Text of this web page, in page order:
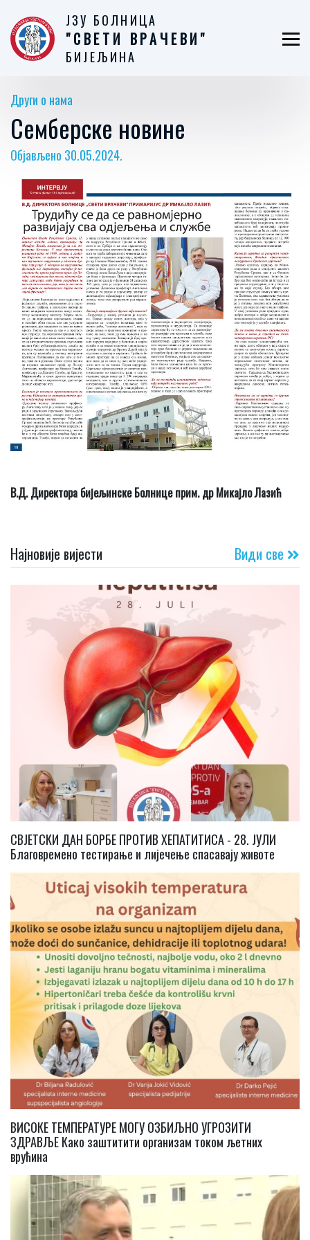
ЈЗУ БОЛНИЦА
"СВЕТИ ВРАЧЕВИ"
БИЈЕЉИНА
Други о нама
Семберске новине
Објављено 30.05.2024.
В.Д. Директора бијељинске Болнице прим. др Микајло Лазић
Најновије вијести Види све
СВЈЕТСКИ ДАН БОРБЕ ПРОТИВ ХЕПАТИТИСА - 28. ЈУЛИ
Благовремено тестирање и лијечење спасавају животе
ВИСОКЕ ТЕМПЕРАТУРЕ МОГУ ОЗБИЉНО УГРОЗИТИ
ЗДРАВЉЕ Како заштитити организам током љетних
врућина